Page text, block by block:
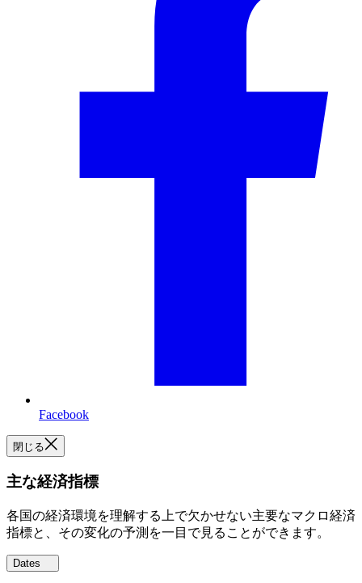
Facebook
閉じる
主な経済指標
各国の経済環境を理解する上で欠かせない主要なマクロ経済
指標と、その変化の予測を一目で見ることができます。
Dates